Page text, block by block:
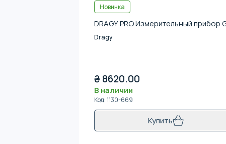
Новинка
DRAGY PRO Измерительный прибор
Dragy
₴ 8620.00
В наличии
Код:1130-669
Купить